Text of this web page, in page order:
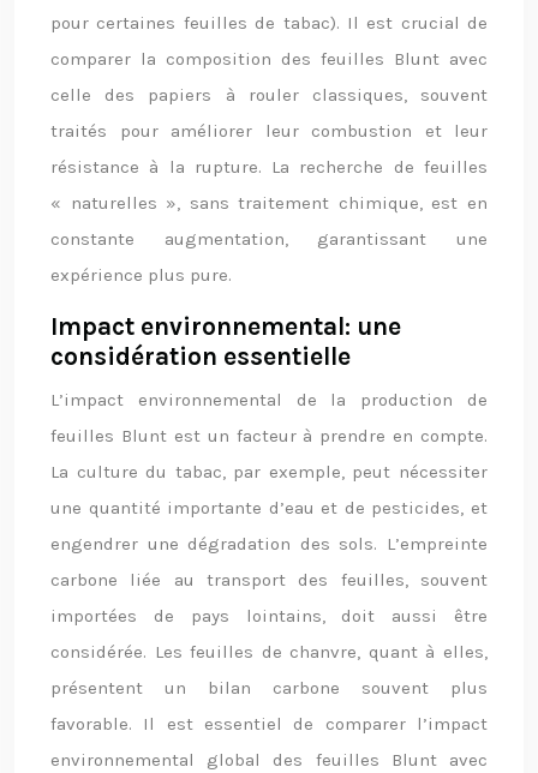
pour certaines feuilles de tabac). Il est crucial de
comparer la composition des feuilles Blunt avec
celle des papiers à rouler classiques, souvent
traités pour améliorer leur combustion et leur
résistance à la rupture. La recherche de feuilles
« naturelles », sans traitement chimique, est en
constante augmentation, garantissant une
expérience plus pure.
Impact environnemental: une
considération essentielle
L’impact environnemental de la production de
feuilles Blunt est un facteur à prendre en compte.
La culture du tabac, par exemple, peut nécessiter
une quantité importante d’eau et de pesticides, et
engendrer une dégradation des sols. L’empreinte
carbone liée au transport des feuilles, souvent
importées de pays lointains, doit aussi être
considérée. Les feuilles de chanvre, quant à elles,
présentent un bilan carbone souvent plus
favorable. Il est essentiel de comparer l’impact
environnemental global des feuilles Blunt avec